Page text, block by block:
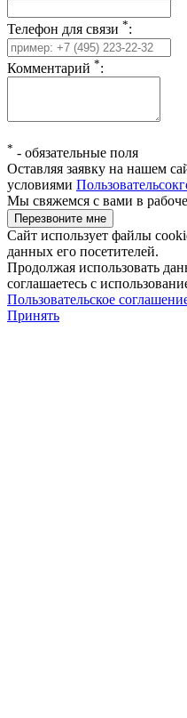
Телефон для связи *:
Комментарий *:
* - обязательные поля
Оставляя заявку на нашем
условиями
Мы свяжемся с вами в
Сайт использует файлы
данных его посетителей.
Продолжая использовать
соглашаетесь с
Пользовательское
Принять